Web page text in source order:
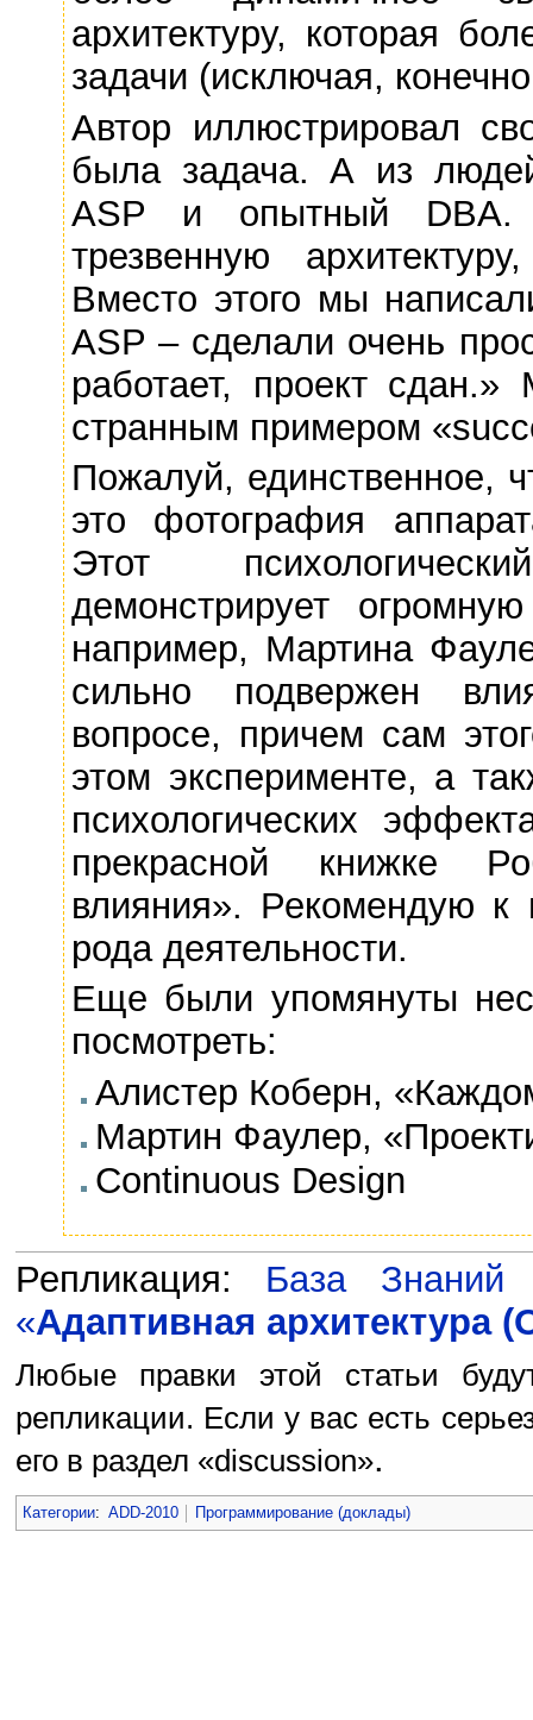
архитектуру, которая
задачи (исключая,
Автор иллюстрировал
была задача. А из
ASP и опытный
трезвенную
Вместо этого мы
ASP – сделали очень
работает, проект
странным примером
Пожалуй, единственное,
это фотография
Этот
демонстрирует
например, Мартина
сильно подвержен
вопросе, причем сам
этом эксперименте, а
психологических
прекрасной книжке
влияния». Рекомендую к
рода деятельности.
Еще были упомянуты
посмотреть:
Алистер Коберн,
Мартин Фаулер,
Continuous Design
Репликация: База
«Адаптивная архитектура
Любые правки этой статьи
репликации. Если у вас есть
его в раздел «discussion».
Категории: ADD-2010 Программирование (доклады)